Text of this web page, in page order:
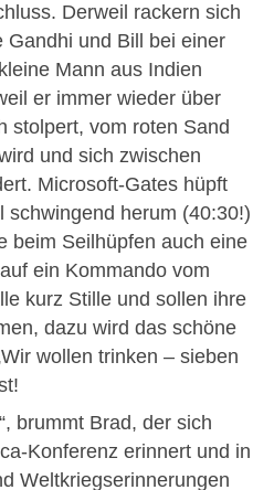
Derweil rackern sich
Gandhi und Bill bei einer
Mann aus Indien
er immer wieder über
stolpert, vom roten Sand
und sich zwischen
Microsoft-Gates hüpft
schwingend herum (40:30!)
beim Seilhüpfen auch eine
ein Kommando vom
kurz Stille und sollen ihre
dazu wird das schöne
wollen trinken – sieben
brummt Brad, der sich
Konferenz erinnert und in
Weltkriegserinnerungen